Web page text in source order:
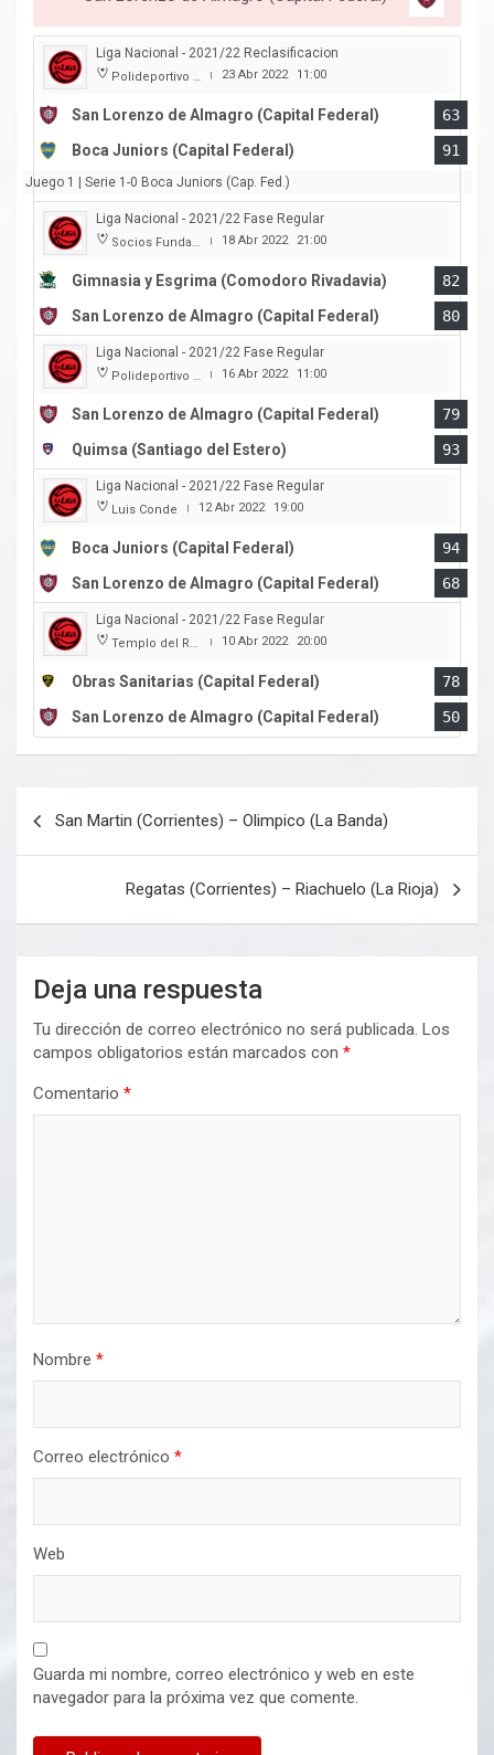
Liga Nacional - 2021/22 Reclasificacion
Polideportivo Roberto Pando | 23 Abr 2022 11:00
San Lorenzo de Almagro (Capital Federal)
63
Boca Juniors (Capital Federal)
91
Juego 1 | Serie 1-0 Boca Juniors (Cap. Fed.)
Liga Nacional - 2021/22 Fase Regular
Socios Fundadores | 18 Abr 2022 21:00
Gimnasia y Esgrima (Comodoro Rivadavia)
82
San Lorenzo de Almagro (Capital Federal)
80
Liga Nacional - 2021/22 Fase Regular
Polideportivo Roberto Pando | 16 Abr 2022 11:00
San Lorenzo de Almagro (Capital Federal)
79
Quimsa (Santiago del Estero)
93
Liga Nacional - 2021/22 Fase Regular
Luis Conde | 12 Abr 2022 19:00
Boca Juniors (Capital Federal)
94
San Lorenzo de Almagro (Capital Federal)
68
Liga Nacional - 2021/22 Fase Regular
Templo del Rock | 10 Abr 2022 20:00
Obras Sanitarias (Capital Federal)
78
San Lorenzo de Almagro (Capital Federal)
50
entradas
San Martin (Corrientes) – Olimpico (La Banda)
Regatas (Corrientes) – Riachuelo (La Rioja)
Deja una respuesta
Tu dirección de correo electrónico no será publicada. Los
campos obligatorios están marcados con *
Comentario *
Nombre *
Correo electrónico *
Web
Guarda mi nombre, correo electrónico y web en este
navegador para la próxima vez que comente.